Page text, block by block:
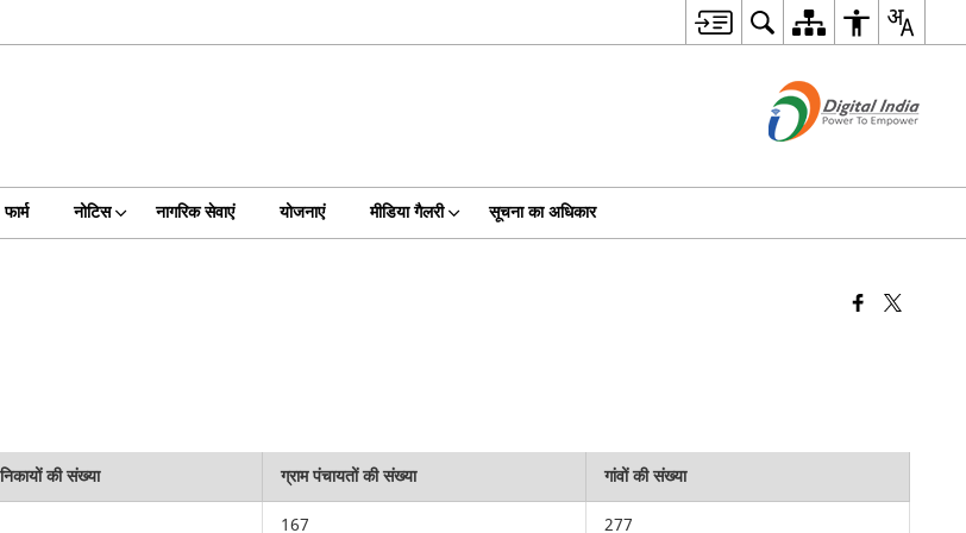
फार्म नोटिस नागरिक सेवाएं योजनाएं मीडिया गैलरी सूचना का अधिकार
की संख्या ग्राम पंचायतों की संख्या
गांवों की संख्या
167 277